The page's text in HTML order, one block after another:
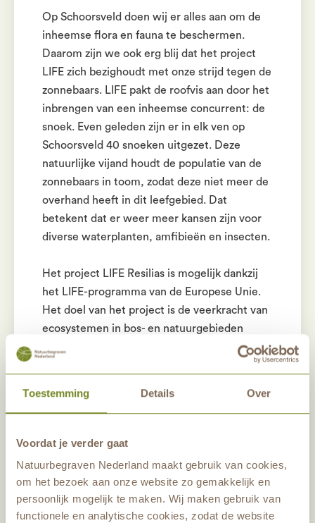
Toestemming Details Over
Voordat je verder gaat
Natuurbegraven Nederland maakt gebruik van cookies,
om het bezoek aan onze website zo gemakkelijk en
persoonlijk mogelijk te maken. Wij maken gebruik van
functionele en analytische cookies, zodat de website
Op Schoorsveld doen wij er alles aan om de
inheemse flora en fauna te beschermen.
Daarom zijn we ook erg blij dat het project
LIFE zich bezighoudt met onze strijd tegen de
zonnebaars. LIFE pakt de roofvis aan door het
inbrengen van een inheemse concurrent: de
snoek. Even geleden zijn er in elk ven op
Schoorsveld 40 snoeken uitgezet. Deze
natuurlijke vijand houdt de populatie van de
zonnebaars in toom, zodat deze niet meer de
overhand heeft in dit leefgebied. Dat
betekent dat er weer meer kansen zijn voor
diverse waterplanten, amfibieën en insecten.
Het project LIFE Resilias is mogelijk dankzij
het LIFE-programma van de Europese Unie.
Het doel van het project is de veerkracht van
ecosystemen in bos- en natuurgebieden
dusdanig te versterken, dat zij zich beter
alles hierover.
Lees hier meer over wat
natuur